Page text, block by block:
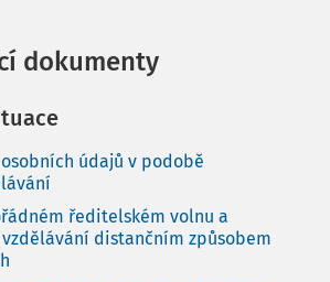
dokumenty
údajů v podobě
ředitelském volnu a
distančním způsobem